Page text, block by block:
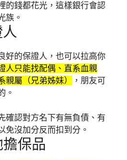
的錢都花光，這樣銀行會認
族。
好的保證人，也可以拉高你
人只能找配偶、直系血親
親屬（兄弟姊妹）
，朋友可
。
確認對方名下有無負債、有
免沒加分反而扣到分。
保品